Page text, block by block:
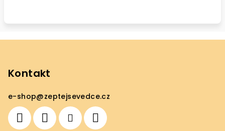
Kontakt
e-shop@zeptejsevedce.cz